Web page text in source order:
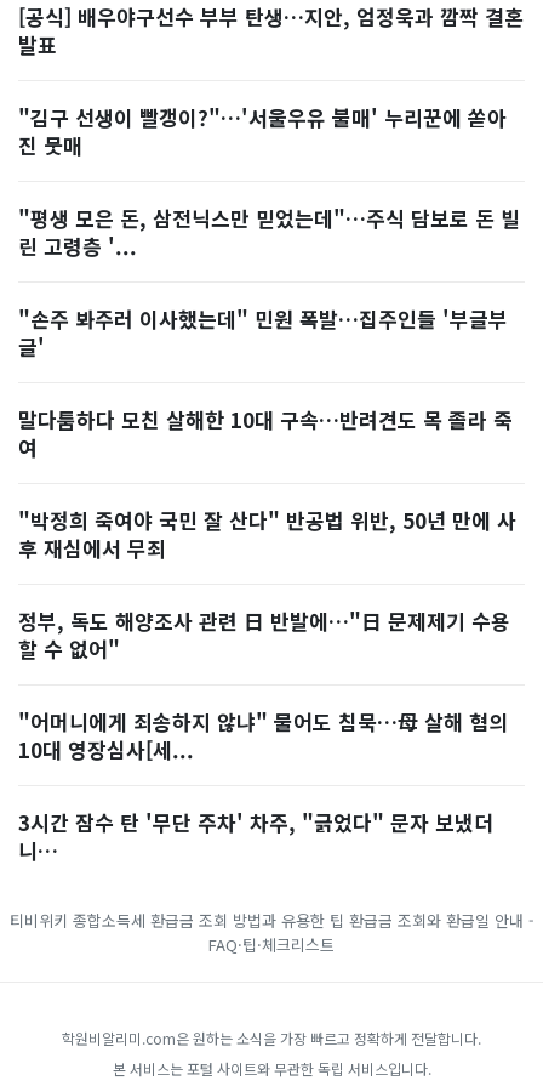
[공식] 배우야구선수 부부 탄생…지안, 엄정욱과 깜짝 결혼
발표
"김구 선생이 빨갱이?"…'서울우유 불매' 누리꾼에 쏟아
진 뭇매
"평생 모은 돈, 삼전닉스만 믿었는데"…주식 담보로 돈 빌
린 고령층 '...
"손주 봐주러 이사했는데" 민원 폭발…집주인들 '부글부
글'
말다툼하다 모친 살해한 10대 구속…반려견도 목 졸라 죽
여
"박정희 죽여야 국민 잘 산다" 반공법 위반, 50년 만에 사
후 재심에서 무죄
정부, 독도 해양조사 관련 日 반발에…"日 문제제기 수용
할 수 없어"
"어머니에게 죄송하지 않냐" 물어도 침묵…母 살해 혐의
10대 영장심사[세...
3시간 잠수 탄 '무단 주차' 차주, "긁었다" 문자 보냈더
니…
티비위키 종합소득세 환급금 조회 방법과 유용한 팁 환급금 조회와 환급일 안내 -
FAQ·팁·체크리스트
학원비알리미.com은 원하는 소식을 가장 빠르고 정확하게 전달합니다.
본 서비스는 포털 사이트와 무관한 독립 서비스입니다.